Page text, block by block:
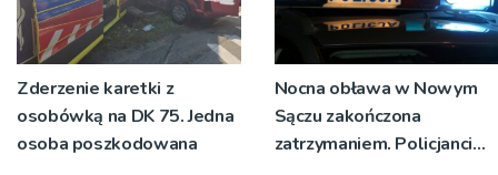
Zderzenie karetki z
osobówką na DK 75. Jedna
osoba poszkodowana
Nocna obława w Nowym
Sączu zakończona
zatrzymaniem. Policjanci